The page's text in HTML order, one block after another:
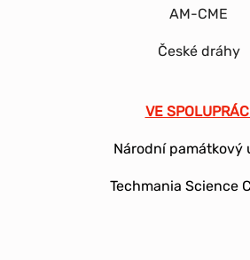
AM-CME
České dráhy
VE
Národní památkový
Techmania Science